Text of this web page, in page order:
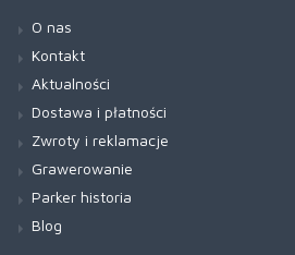
O nas
Kontakt
Aktualności
Dostawa i płatności
Zwroty i reklamacje
Grawerowanie
Parker historia
Blog